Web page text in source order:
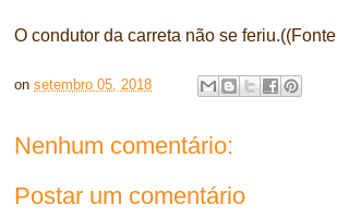
O condutor da carreta não se
on setembro 05, 2018
Nenhum comentário:
Postar um comentário